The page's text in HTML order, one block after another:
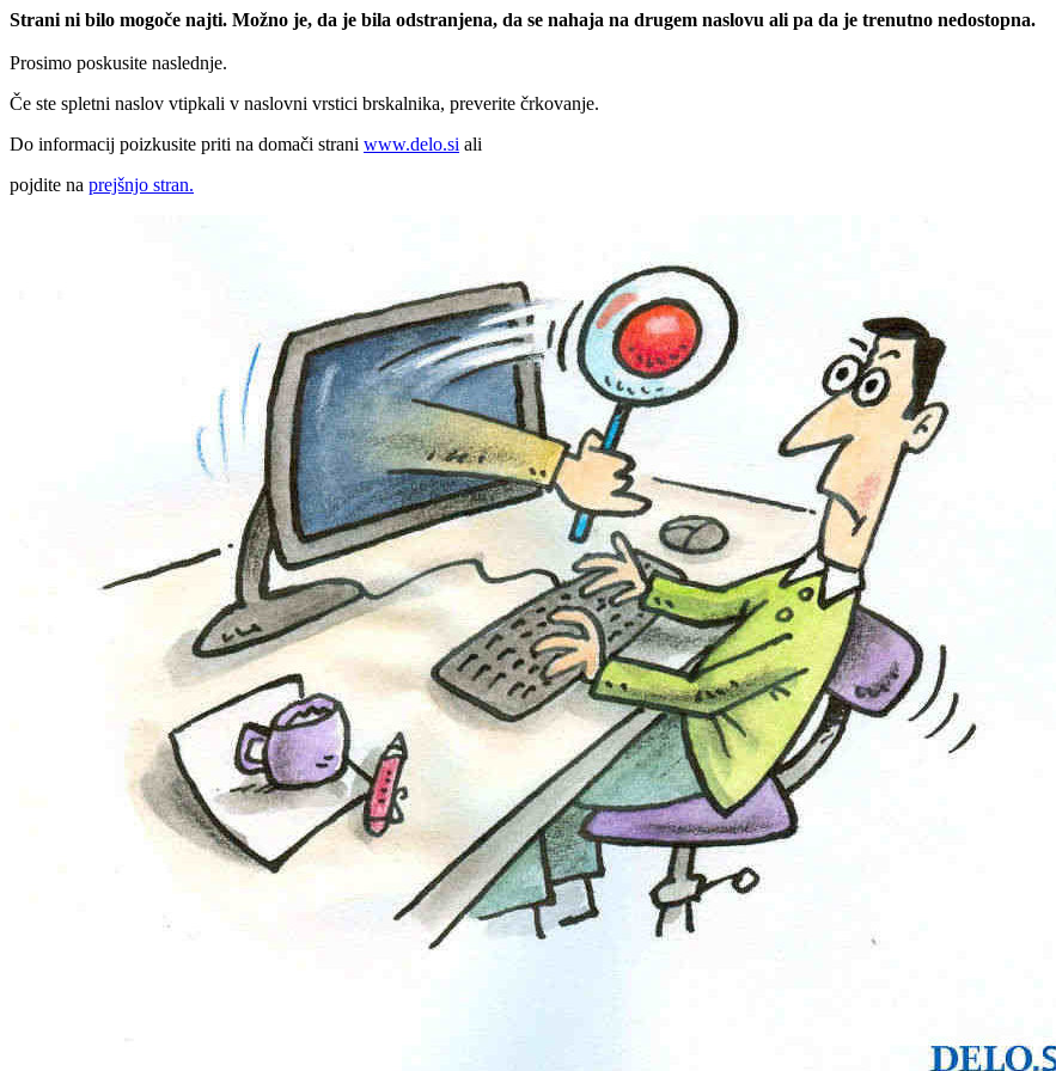
Strani ni bilo mogoče najti. Možno je, da je bila odstranjena, da se nahaja na drugem naslovu ali pa da je trenutno nedostopna.
Prosimo poskusite naslednje.
Če ste spletni naslov vtipkali v naslovni vrstici brskalnika, preverite črkovanje.
Do informacij poizkusite priti na domači strani www.delo.si ali
pojdite na prejšnjo stran.